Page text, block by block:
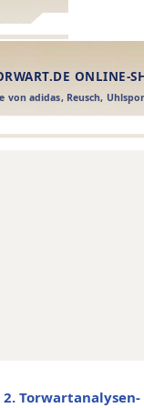
2. Torwartanalysen-